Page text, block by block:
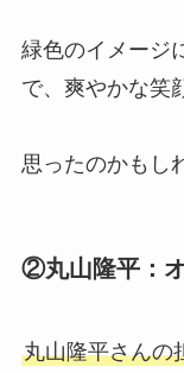
緑色のイメージ
で、爽やかな笑
思ったのかもし
②丸山隆平：
丸山隆平さんの